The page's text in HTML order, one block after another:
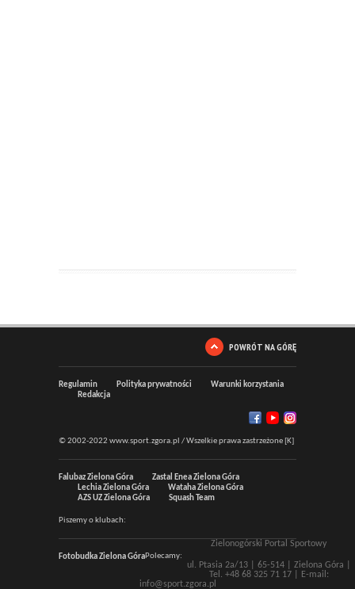
POWRÓT NA GÓRĘ
Regulamin Polityka prywatności
Warunki korzystania
Redakcja
© 2002-2022 www.sport.zgora.pl / Wszelkie prawa zastrzeżone [K]
Falubaz Zielona Góra
Zastal Enea Zielona Góra
Lechia Zielona Góra
Wataha Zielona Góra
AZS UZ Zielona Góra
Squash Team
Piszemy o klubach:
Fotobudka Zielona GóraPolecamy:
Zielonogórski Portal Sportowy
ul. Ptasia 2a/13 | 65-514| Zielona Góra
Tel. +48 68 325 71 17| E-mail:
info@sport.zgora.pl